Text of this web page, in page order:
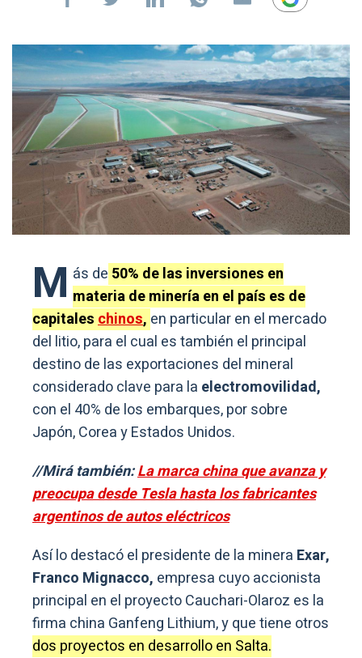
M ás de 50% de las inversiones en
materia de minería en el país es de
capitaleschinos, en particular en el mercado
del litio, para el cual es también el principal
destino de las exportaciones del mineral
considerado clave para la electromovilidad,
con el 40% de los embarques, por sobre
Japón, Corea y Estados Unidos.
//Mirá también:La marca china que avanza y
preocupa desde Tesla hasta los fabricantes
argentinos de autos eléctricos
Así lo destacó el presidente de la minera Exar,
Franco Mignacco, empresa cuyo accionista
principal en el proyecto Cauchari-Olaroz es la
firma china Ganfeng Lithium, y que tiene otros
dos proyectos en desarrollo en Salta.